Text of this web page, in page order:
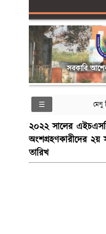
সরকারি
মেনু
২০২২ সালের
অংশগ্রহণকারীদের ২য়
তারিখ